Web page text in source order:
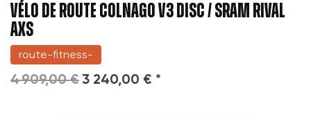
VÉLO DE ROUTE COLNAGO V3 DISC / SRAM RIVAL
AXS
route-fitness-
4 909,00 €3 240,00 € *